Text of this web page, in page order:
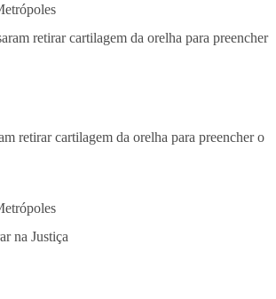
retirar cartilagem da orelha para preencher o